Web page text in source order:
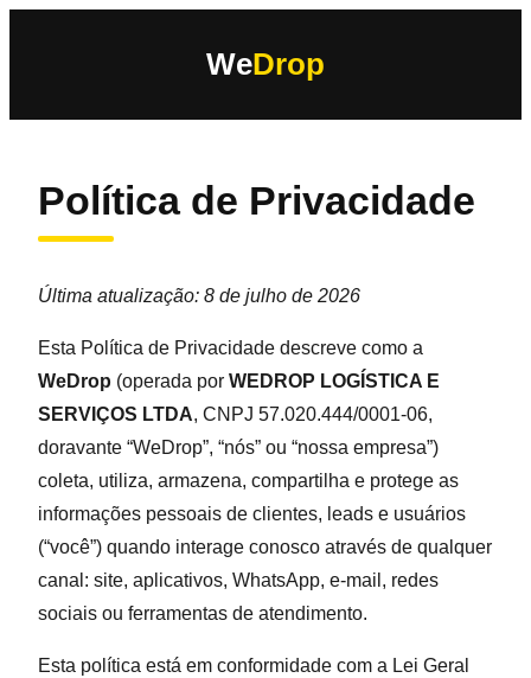
WeDrop
Política de Privacidade
Última atualização: 8 de julho de 2026
Esta Política de Privacidade descreve como a
WeDrop (operada por WEDROP LOGÍSTICA E
SERVIÇOS LTDA, CNPJ 57.020.444/0001-06,
doravante “WeDrop”, “nós” ou “nossa empresa”)
coleta, utiliza, armazena, compartilha e protege as
informações pessoais de clientes, leads e usuários
(“você”) quando interage conosco através de qualquer
canal: site, aplicativos, WhatsApp, e-mail, redes
sociais ou ferramentas de atendimento.
Esta política está em conformidade com a Lei Geral